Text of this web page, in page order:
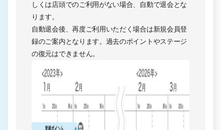
しくは店頭でのご利用がない場合、自動で退会とな
ります。
自動退会後、再度ご利用いただく場合は新規会員登
録のご案内となります。過去のポイントやステージ
の復元はできません。